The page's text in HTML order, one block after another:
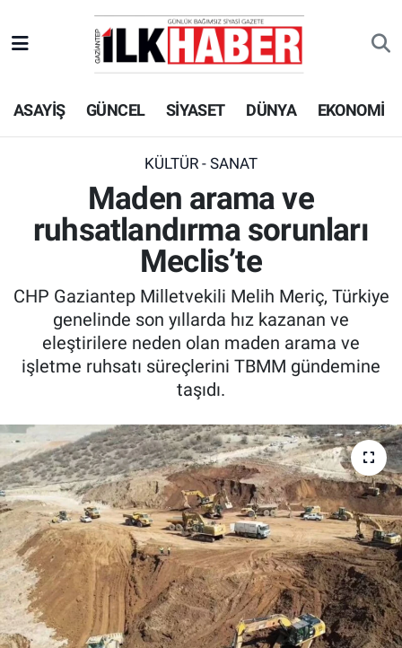
ASAYİŞ GÜNCEL SİYASET DÜNYA EKONOMİ
KÜLTÜR - SANAT
Maden arama ve
ruhsatlandırma sorunları
Meclis’te
CHP Gaziantep Milletvekili Melih Meriç, Türkiye
genelinde son yıllarda hız kazanan ve
eleştirilere neden olan maden arama ve
işletme ruhsatı süreçlerini TBMM gündemine
taşıdı.
EKONOMİ
SİYASET
SPOR
ASAYİŞ
EĞİTİM
Beyoğlu Hava Durumu
Beyoğlu Trafik Yoğunluk Haritası
Süper Lig Puan Durumu ve Fikstür
Tüm Manşetler
Son Dakika Haberleri
Haber Arşivi